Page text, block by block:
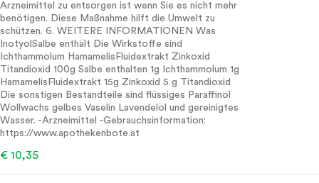
Arzneimittel zu entsorgen ist wenn Sie es nicht mehr
benötigen. Diese Maßnahme hilft die Umwelt zu
schützen. 6. WEITERE INFORMATIONEN Was
InotyolSalbe enthält Die Wirkstoffe sind
Ichthammolum HamamelisFluidextrakt Zinkoxid
Titandioxid 100g Salbe enthalten 1g Ichthammolum 1g
HamamelisFluidextrakt 15g Zinkoxid 5 g Titandioxid
Die sonstigen Bestandteile sind flüssiges Paraffinöl
Wollwachs gelbes Vaselin Lavendelöl und gereinigtes
Wasser. -Arzneimittel -Gebrauchsinformation:
https://www.apothekenbote.at
€ 10,35